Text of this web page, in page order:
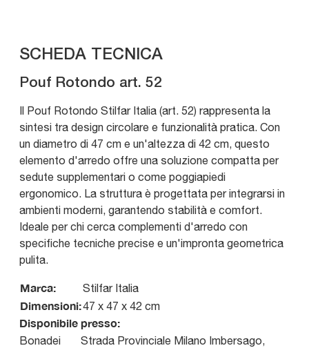
SCHEDA TECNICA
Pouf Rotondo art. 52
Il Pouf Rotondo Stilfar Italia (art. 52) rappresenta la
sintesi tra design circolare e funzionalità pratica. Con
un diametro di 47 cm e un'altezza di 42 cm, questo
elemento d'arredo offre una soluzione compatta per
sedute supplementari o come poggiapiedi
ergonomico. La struttura è progettata per integrarsi in
ambienti moderni, garantendo stabilità e comfort.
Ideale per chi cerca complementi d'arredo con
specifiche tecniche precise e un'impronta geometrica
pulita.
Marca: Stilfar Italia
Dimensioni:47 x 47 x 42 cm
Disponibile presso:
Bonadei
Strada Provinciale Milano Imbersago,